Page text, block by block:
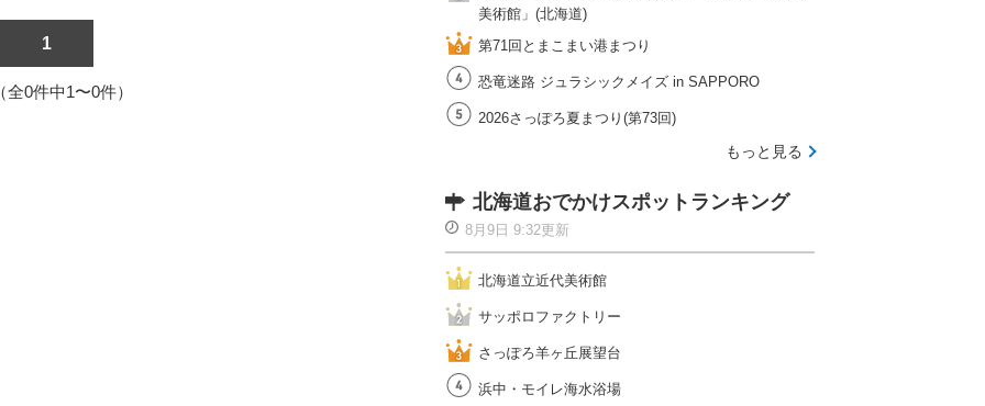
1
全0件中1〜0件）
美術館」(北海道)
第71回とまこまい港まつり
恐竜迷路 ジュラシックメイズ in SAPPORO
2026さっぽろ夏まつり(第73回)
もっと見る
北海道おでかけスポットランキング
8月9日 9:32更新
北海道立近代美術館
サッポロファクトリー
さっぽろ羊ヶ丘展望台
浜中・モイレ海水浴場